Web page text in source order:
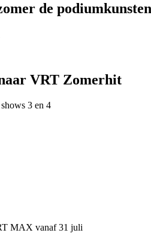
de
VRT Zomerhit
3 en 4
MAX vanaf 31 juli